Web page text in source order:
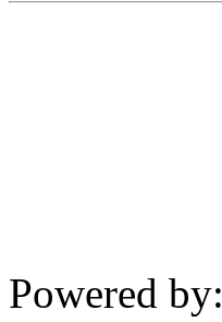
Powered by: